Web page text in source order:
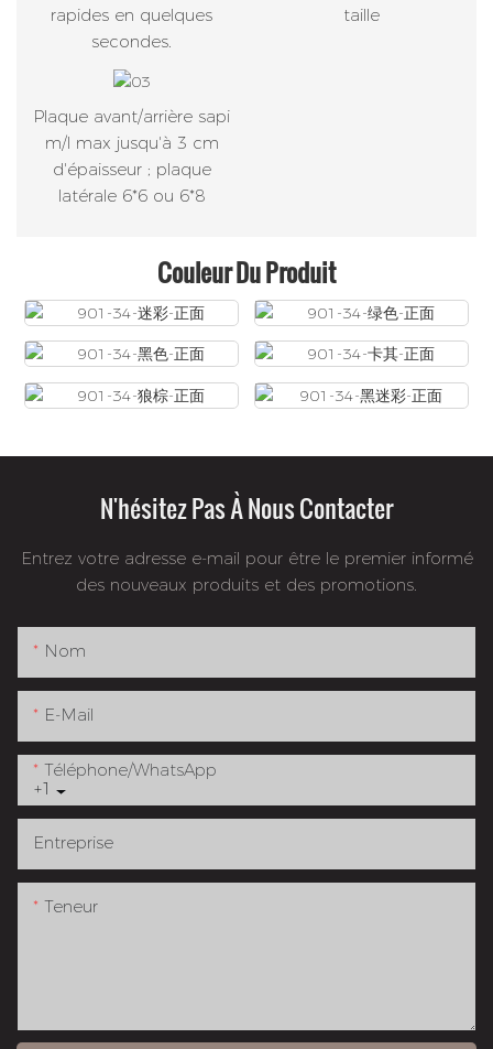
rapides en quelques
secondes.
taille
Plaque avant/arrière sapi
m/l max jusqu'à 3 cm
d'épaisseur ; plaque
latérale 6*6 ou 6*8
Couleur Du Produit
N'hésitez Pas À Nous Contacter
Entrez votre adresse e-mail pour être le premier informé
des nouveaux produits et des promotions.
Nom
E-Mail
+1
Téléphone/WhatsApp
Entreprise
Teneur